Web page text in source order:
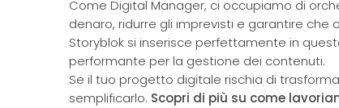
Come Digital Manager, ci occupiamo di
denaro, ridurre gli imprevisti e garantire
Storyblok si inserisce perfettamente in
performante per la gestione dei contenuti.
Se il tuo progetto digitale rischia di
semplificarlo. Scopri di più su come